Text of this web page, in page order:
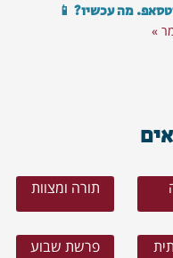
מה עכשיו? 📱
»
תורה ומצוות
פרשת שבוע